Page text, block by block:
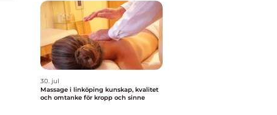
30. jul
Massage i linköping kunskap, kvalitet
och omtanke för kropp och sinne